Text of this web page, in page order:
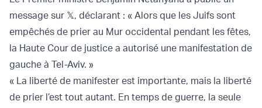
message sur 𝕏, déclarant : « Alors que les Juifs sont
empêchés de prier au Mur occidental pendant les fêtes,
la Haute Cour de justice a autorisé une manifestation de
gauche à Tel-Aviv. »
« La liberté de manifester est importante, mais la liberté
de prier l’est tout autant. En temps de guerre, la seule